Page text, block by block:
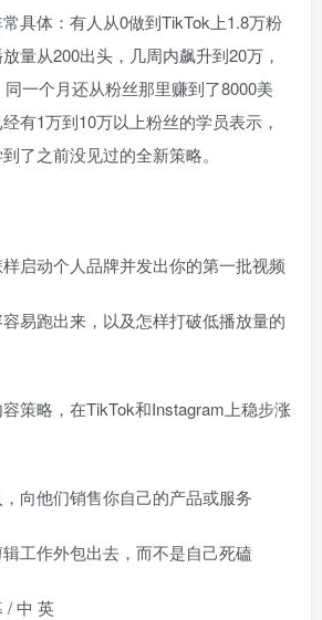
具体：有人从0做到TikTok上1.8万粉
量从200出头，几周内飙升到20万，
一个月还从粉丝那里赚到了8000美
有1万到10万以上粉丝的学员表示，
了之前没见过的全新策略。
启动个人品牌并发出你的第一批视频
易跑出来，以及怎样打破低播放量的
策略，在TikTok和Instagram上稳步涨
向他们销售你自己的产品或服务
工作外包出去，而不是自己死磕
/ 中 英